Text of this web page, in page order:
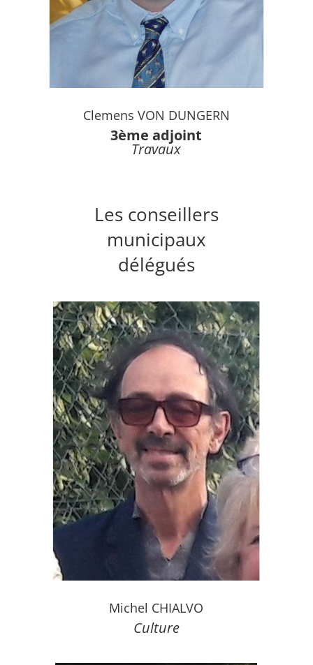
Clemens VON DUNGERN
3ème adjoint
Travaux
Les conseillers
municipaux
délégués
Michel CHIALVO
Culture